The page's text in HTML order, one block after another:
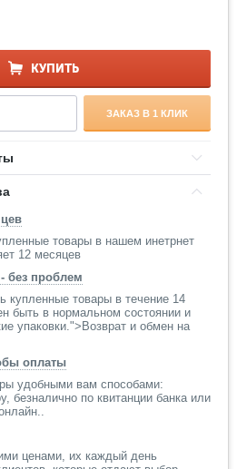
КУПИТЬ
ЗАКАЗ В 1 КЛИК
товары в нашем инетрнет
12 месяцев
без проблем
купленные товары в течение 14
быть в нормальном состоянии и
упаковки.">Возврат и обмен на
оплаты
удобными вам способами:
безналично по квитанции банка или
ценами, их каждый день